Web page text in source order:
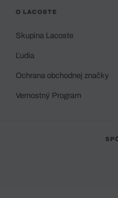
O LACOSTE
Skupina Lacoste
Ľudia
Ochrana obchodnej značky
Vernostný Program